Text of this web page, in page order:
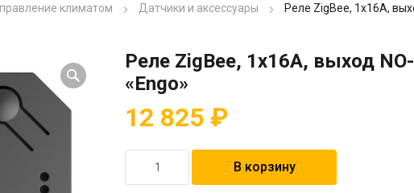
климатом Датчики и аксессуары Реле ZigBee, 1x16A,
Реле ZigBee, 1x16A, выход
«Engo»
12 825 ₽
товара
В корзину